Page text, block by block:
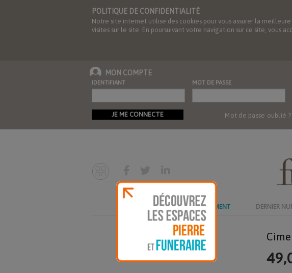
POLITIQUE DE CONFIDENTIALITÉ
Notre site internet utilise des cookies pour vous assurer la
visites sur le site. En poursuivant votre navigation sur ce site, vous
MON COMPTE
IDENTIFIANT MOT DE PASSE
JE ME CONNECTE Mot de passe oublié ?
ABONNEMENT DERNIER